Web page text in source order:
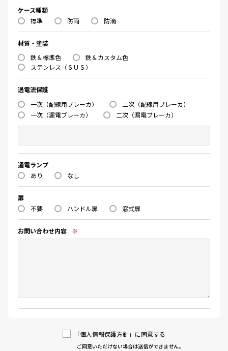
ケース種類
標準
防雨 防滴
材質・塗装
鉄＆標準色
鉄＆カスタム色
ステンレス（ＳＵＳ）
過電流保護
一次（配線用ブレーカ）
二次（配線用ブレーカ）
一次（漏電ブレーカ）
二次（漏電ブレーカ）
通電ランプ
あり
なし
扉
不要
ハンドル扉 窓式扉
お問い合わせ内容 ※
「個人情報保護方針」に同意する
ご同意いただけない場合は送信ができません。